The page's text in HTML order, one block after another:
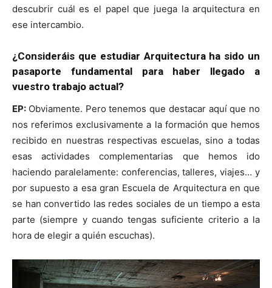
descubrir cuál es el papel que juega la arquitectura en
ese intercambio.
¿Consideráis que estudiar Arquitectura ha sido un
pasaporte fundamental para haber llegado a
vuestro trabajo actual?
EP: Obviamente. Pero tenemos que destacar aquí que no
nos referimos exclusivamente a la formación que hemos
recibido en nuestras respectivas escuelas, sino a todas
esas actividades complementarias que hemos ido
haciendo paralelamente: conferencias, talleres, viajes… y
por supuesto a esa gran Escuela de Arquitectura en que
se han convertido las redes sociales de un tiempo a esta
parte (siempre y cuando tengas suficiente criterio a la
hora de elegir a quién escuchas).